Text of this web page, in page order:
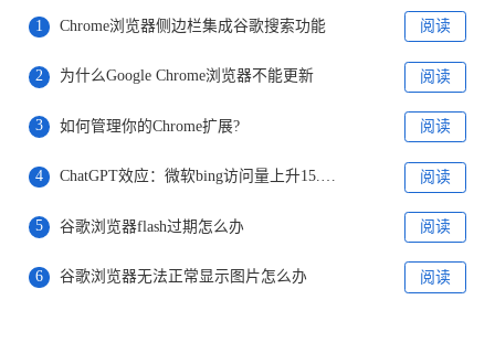
1 Chrome浏览器侧边栏集成谷歌搜索功能 阅读
2 为什么Google Chrome浏览器不能更新 阅读
3 如何管理你的Chrome扩展? 阅读
4 ChatGPT效应：微软bing访问量上升15.8%，谷歌访问量下降1% 阅读
5 谷歌浏览器flash过期怎么办 阅读
6 谷歌浏览器无法正常显示图片怎么办 阅读